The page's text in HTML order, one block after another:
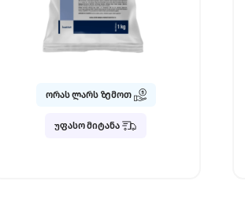
ორას ლარს ზემოთ
უფასო მიტანა